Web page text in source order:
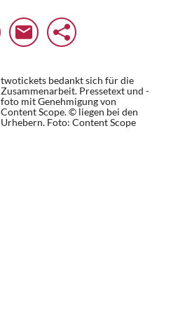
twotickets bedankt sich für die
Zusammenarbeit. Pressetext und -
foto mit Genehmigung von
Content Scope. © liegen bei den
Urhebern. Foto: Content Scope